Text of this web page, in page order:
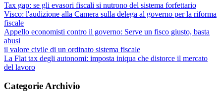
Tax gap: se gli evasori fiscali si nutrono del sistema forfettario
Visco: l'audizione alla Camera sulla delega al governo per la riforma
fiscale
Appello economisti contro il governo: Serve un fisco giusto, basta
abusi
il valore civile di un ordinato sistema fiscale
La Flat tax degli autonomi: imposta iniqua che distorce il mercato
del lavoro
Categorie Archivio